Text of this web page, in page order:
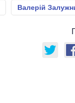
Валерій